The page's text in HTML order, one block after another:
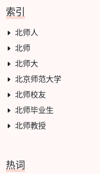
索引
北师人
北师
北师大
北京师范大学
北师校友
北师毕业生
北师教授
热词